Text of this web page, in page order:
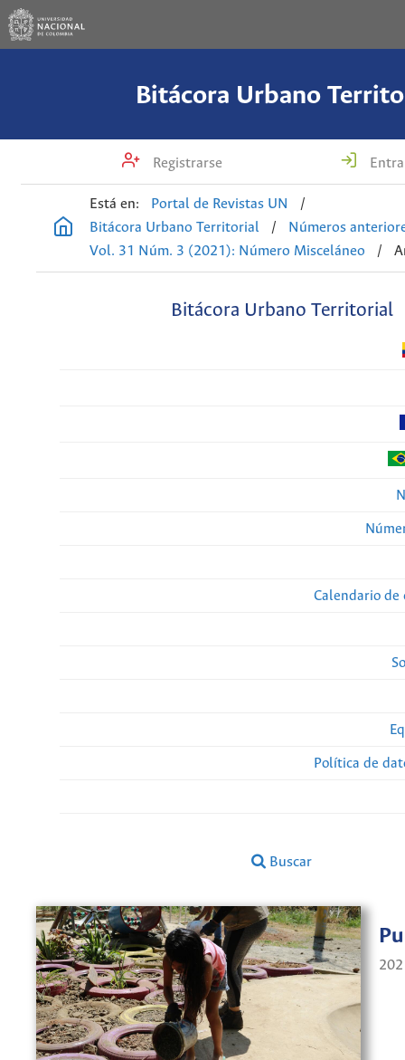
Bitácora Urbano
Registrarse
Está en: Portal de Revistas UN
/
Bitácora Urbano Territorial
/
Números
Vol. 31 Núm. 3 (2021): Número Misceláneo
/
Bitácora Urbano Territorial
Calendario de
Política de
Buscar